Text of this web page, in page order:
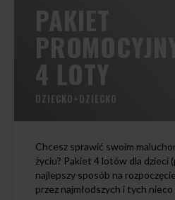
PAKIET
PROMOCYJNY
4 LOTY
DZIECKO+DZIECKO
Chcesz sprawić swoim
życiu? Pakiet 4 lotów dla dzieci
najlepszy sposób na
przez najmłodszych i tych